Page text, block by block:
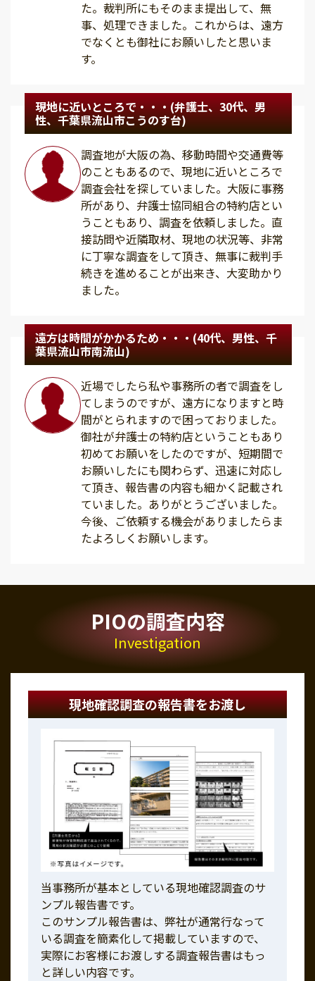
た。裁判所にもそのまま提出して、無
事、処理できました。これからは、遠方
でなくとも御社にお願いしたと思いま
す。
現地に近いところで・・・(弁護士、30代、男
性、千葉県流山市こうのす台)
調査地が大阪の為、移動時間や交通費等
のこともあるので、現地に近いところで
調査会社を探していました。大阪に事務
所があり、弁護士協同組合の特約店とい
うこともあり、調査を依頼しました。直
接訪問や近隣取材、現地の状況等、非常
に丁寧な調査をして頂き、無事に裁判手
続きを進めることが出来き、大変助かり
ました。
遠方は時間がかかるため・・・(40代、男性、千
葉県流山市南流山)
近場でしたら私や事務所の者で調査をし
てしまうのですが、遠方になりますと時
間がとられますので困っておりました。
御社が弁護士の特約店ということもあり
初めてお願いをしたのですが、短期間で
お願いしたにも関わらず、迅速に対応し
て頂き、報告書の内容も細かく記載され
ていました。ありがとうございました。
今後、ご依頼する機会がありましたらま
たよろしくお願いします。
PIOの調査内容
Investigation
現地確認調査の報告書をお渡し
当事務所が基本としている現地確認調査のサ
ンプル報告書です。
このサンプル報告書は、弊社が通常行なって
いる調査を簡素化して掲載していますので、
実際にお客様にお渡しする調査報告書はもっ
と詳しい内容です。